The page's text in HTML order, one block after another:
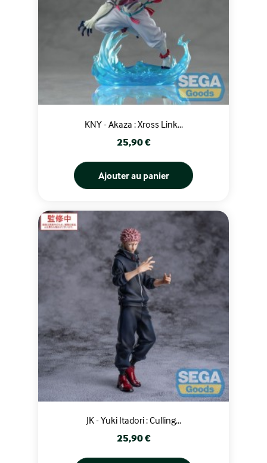
KNY - Akaza : Xross Link...
Prix
25,90 €
Ajouter au panier
JK - Yuki Itadori : Culling...
Prix
25,90 €